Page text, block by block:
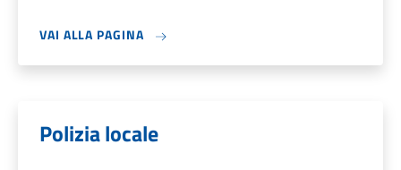
VAI ALLA PAGINA
Polizia locale